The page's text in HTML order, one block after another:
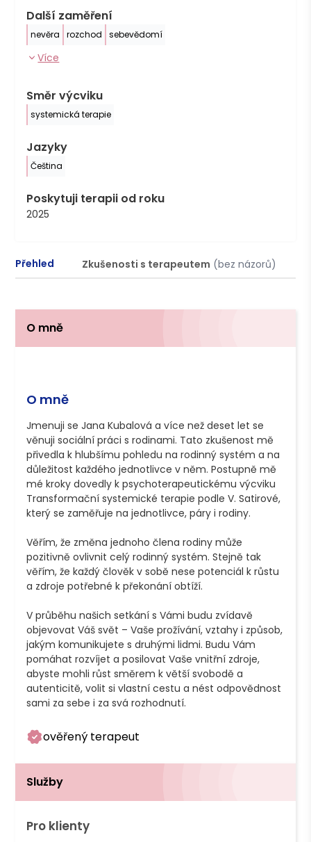
Další zaměření
nevěra rozchod sebevědomí
Více
Směr výcviku
systemická terapie
Jazyky
Čeština
Poskytuji terapii od roku
2025
Přehled Zkušenosti s terapeutem (bez názorů)
O mně
O mně
Jmenuji se Jana Kubalová a více než deset let se
věnuji sociální práci s rodinami. Tato zkušenost mě
přivedla k hlubšímu pohledu na rodinný systém a na
důležitost každého jednotlivce v něm. Postupně mě
mé kroky dovedly k psychoterapeutickému výcviku
Transformační systemické terapie podle V. Satirové,
který se zaměřuje na jednotlivce, páry i rodiny.
Věřím, že změna jednoho člena rodiny může
pozitivně ovlivnit celý rodinný systém. Stejně tak
věřím, že každý člověk v sobě nese potenciál k růstu
a zdroje potřebné k překonání obtíží.
V průběhu našich setkání s Vámi budu zvídavě
objevovat Váš svět – Vaše prožívání, vztahy i způsob,
jakým komunikujete s druhými lidmi. Budu Vám
pomáhat rozvíjet a posilovat Vaše vnitřní zdroje,
abyste mohli růst směrem k větší svobodě a
autenticitě, volit si vlastní cestu a nést odpovědnost
ověřený terapeut
Služby
Pro klienty